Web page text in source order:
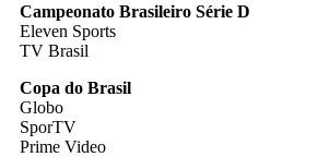
Campeonato Brasileiro Série D
Eleven Sports
TV Brasil
Copa do Brasil
Globo
SporTV
Prime Video